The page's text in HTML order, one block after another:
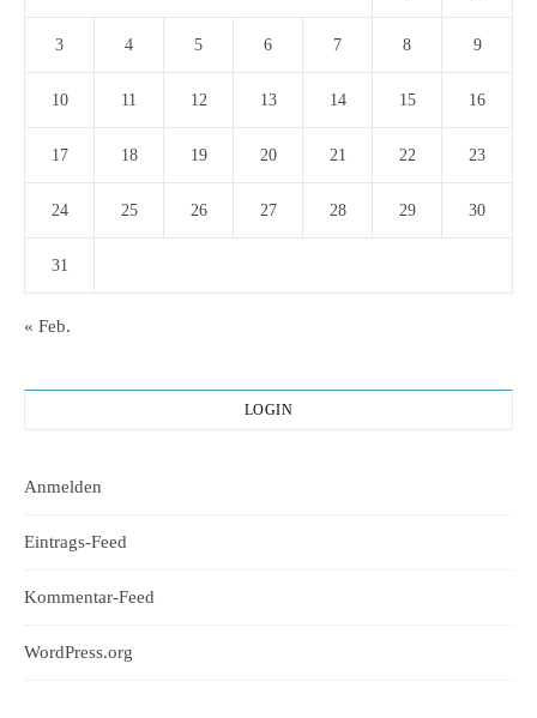
3 4 5 6 7 8 9
10 11 12 13 14 15 16
17 18 19 20 21 22 23
24 25 26 27 28 29 30
31
« Feb.
LOGIN
Anmelden
Eintrags-Feed
Kommentar-Feed
WordPress.org